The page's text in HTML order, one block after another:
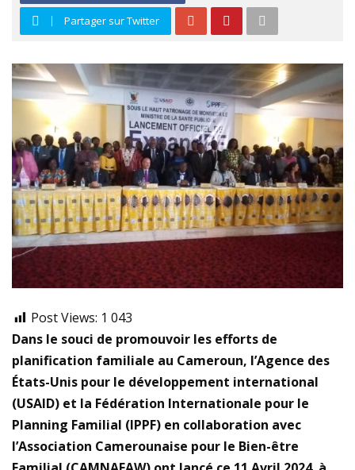
Partager sur Twitter
Post Views: 1 043
Dans le souci de promouvoir les efforts de
planification familiale au Cameroun, l’Agence des
États-Unis pour le développement international
(USAID) et la Fédération Internationale pour le
Planning Familial (IPPF) en collaboration avec
l’Association Camerounaise pour le Bien-être